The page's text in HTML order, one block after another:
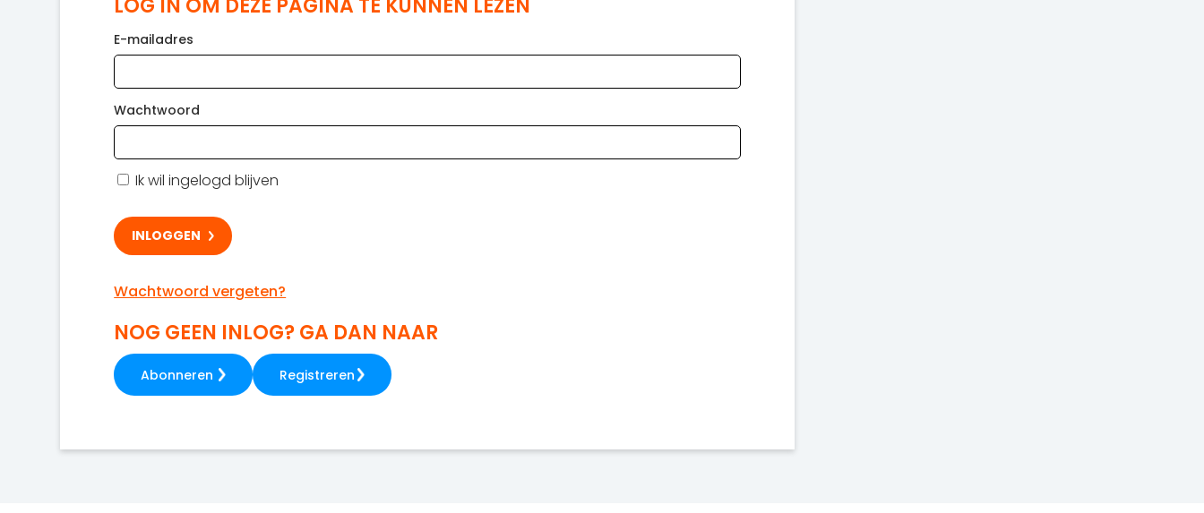
LOG IN OM DEZE PAGINA TE KUNNEN LEZEN
E-mailadres
Wachtwoord
Ik wil ingelogd blijven
Wachtwoord vergeten?
NOG GEEN INLOG? GA DAN NAAR
Abonneren Registreren